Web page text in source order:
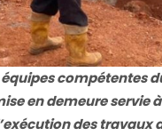
compétentes
en demeure servie
des